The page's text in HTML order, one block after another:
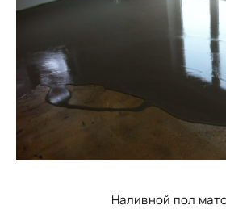
Наливной пол